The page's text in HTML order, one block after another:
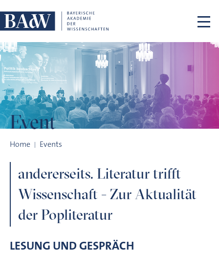
Event
Home Events
andererseits. Literatur trifft
Wissenschaft - Zur Aktualität
der Popliteratur
LESUNG UND GESPRÄCH